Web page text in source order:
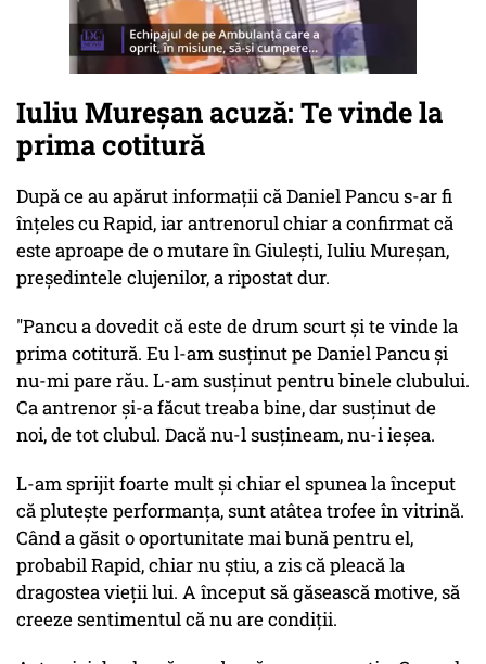
Iuliu Mureşan acuză: Te vinde la
prima cotitură
După ce au apărut informaţii că Daniel Pancu s-ar fi
înţeles cu Rapid, iar antrenorul chiar a confirmat că
este aproape de o mutare în Giuleşti, Iuliu Mureşan,
preşedintele clujenilor, a ripostat dur.
"Pancu a dovedit că este de drum scurt și te vinde la
prima cotitură. Eu l-am susținut pe Daniel Pancu și
nu-mi pare rău. L-am susținut pentru binele clubului.
Ca antrenor și-a făcut treaba bine, dar susținut de
noi, de tot clubul. Dacă nu-l susțineam, nu-i ieșea.
L-am sprijit foarte mult și chiar el spunea la început
că plutește performanța, sunt atâtea trofee în vitrină.
Când a găsit o oportunitate mai bună pentru el,
probabil Rapid, chiar nu știu, a zis că pleacă la
dragostea vieții lui. A început să găsească motive, să
creeze sentimentul că nu are condiții.